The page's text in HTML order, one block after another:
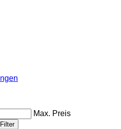
Max. Preis
Filter